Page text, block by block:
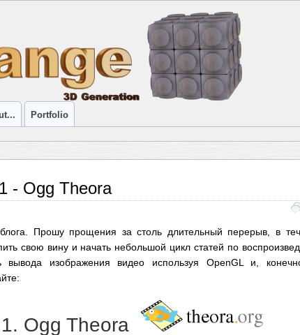
Portfolio
- Ogg Theora
блога. Прошу прощения за столь длительный перерыв, в
свою вину и начать небольшой цикл статей по
вывода изображения видео используя OpenGL и,
Ogg Theora